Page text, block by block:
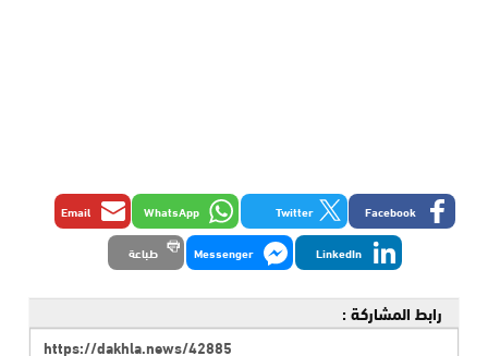
Facebook
Twitter
WhatsApp
Email
LinkedIn
Messenger طباعة
رابط المشاركة :